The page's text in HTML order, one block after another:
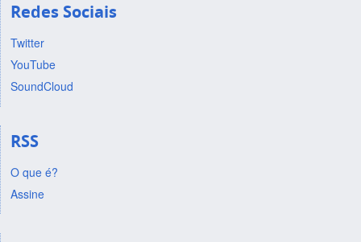
Redes Sociais
Twitter
YouTube
SoundCloud
RSS
O que é?
Assine